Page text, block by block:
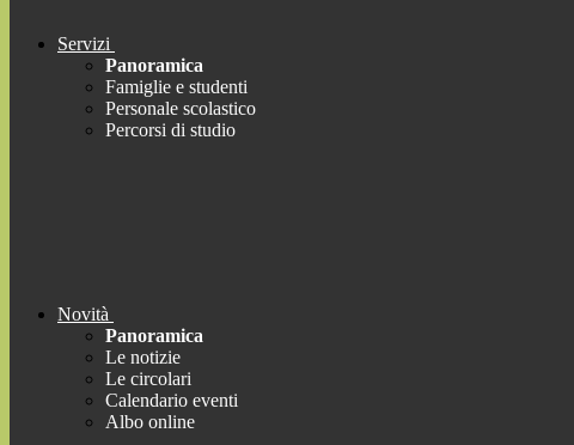
Servizi
Panoramica
Famiglie e studenti
Personale scolastico
Percorsi di studio
Novità
Panoramica
Le notizie
Le circolari
Calendario eventi
Albo online